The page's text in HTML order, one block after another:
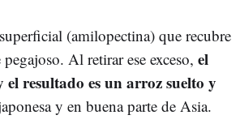
(amilopectina) que recubre
Al retirar ese exceso, el
el resultado es un arroz suelto y
y en buena parte de Asia.